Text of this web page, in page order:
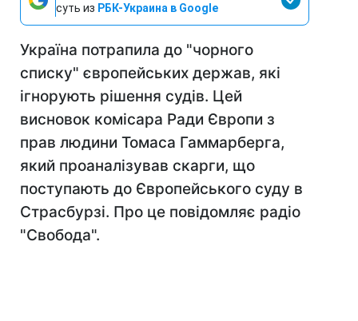
суть из РБК-Украина в Google
Україна потрапила до "чорного
списку" європейських держав, які
ігнорують рішення судів. Цей
висновок комісара Ради Європи з
прав людини Томаса Гаммарберга,
який проаналізував скарги, що
поступають до Європейського суду в
Страсбурзі. Про це повідомляє радіо
"Свобода".